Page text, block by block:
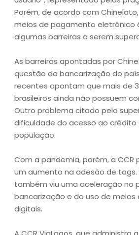
Porém, de acordo com
meios de pagamento eletrônico
algumas barreiras a serem
As barreiras apontadas por
questão da bancarização do
recentes apontam que mais de
brasileiros ainda não possuem
Outro problema citado pelo
dificuldade do acesso ao crédito
população.
Com a pandemia, porém, a CCR
um aumento na adesão de tags.
também viu uma aceleração no
bancarização e do uso de
digitais.